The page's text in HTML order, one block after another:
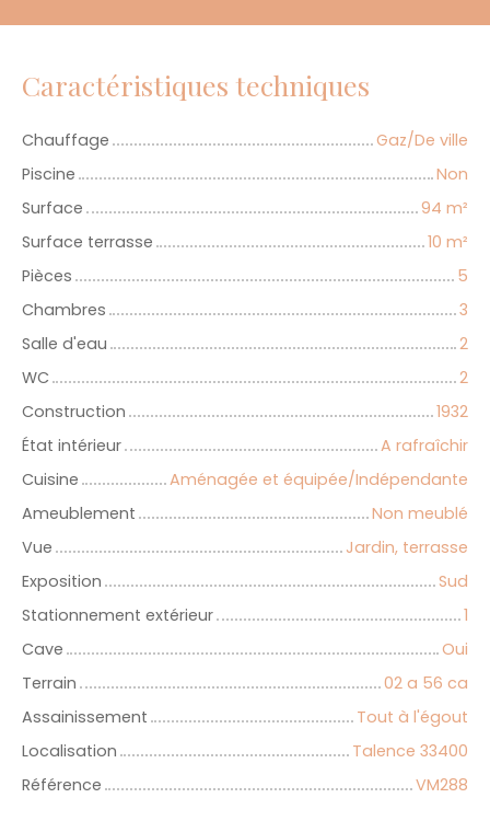
Caractéristiques techniques
Chauffage
Gaz/De ville
Piscine
Non
Surface
94 m²
Surface terrasse
10 m²
Pièces
5
Chambres
3
Salle d'eau
2
WC
2
Construction
1932
État intérieur
A rafraîchir
Cuisine
Aménagée et équipée/Indépendante
Ameublement
Non meublé
Vue
Jardin, terrasse
Exposition
Sud
Stationnement extérieur
1
Cave
Oui
Terrain
02 a 56 ca
Assainissement
Tout à l'égout
Localisation
Talence 33400
Référence
VM288